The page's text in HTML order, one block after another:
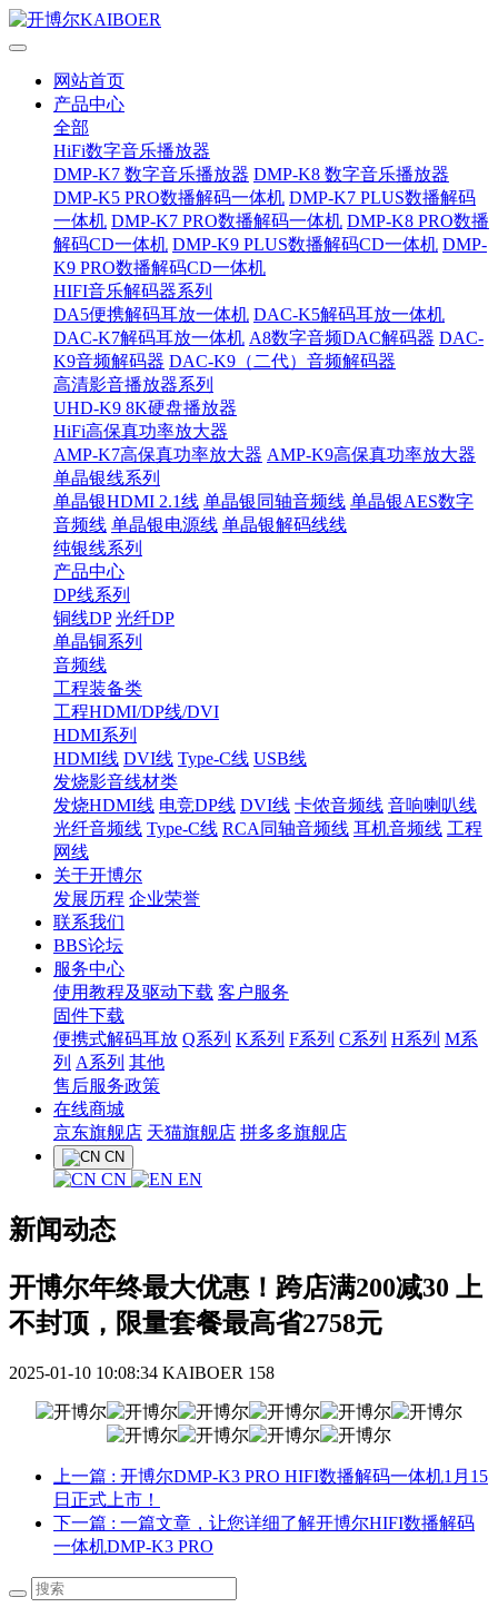
网站首页
产品中心
全部
HiFi数字音乐播放器
DMP-K7 数字音乐播放器 DMP-K8 数字音乐播放器
DMP-K5 PRO数播解码一体机 DMP-K7 PLUS数播解码
一体机 DMP-K7 PRO数播解码一体机 DMP-K8 PRO数播
解码CD一体机 DMP-K9 PLUS数播解码CD一体机 DMP-
K9 PRO数播解码CD一体机
HIFI音乐解码器系列
DA5便携解码耳放一体机 DAC-K5解码耳放一体机
DAC-K7解码耳放一体机 A8数字音频DAC解码器 DAC-
K9音频解码器 DAC-K9（二代）音频解码器
高清影音播放器系列
UHD-K9 8K硬盘播放器
HiFi高保真功率放大器
AMP-K7高保真功率放大器 AMP-K9高保真功率放大器
单晶银线系列
单晶银HDMI 2.1线 单晶银同轴音频线 单晶银AES数字
音频线 单晶银电源线 单晶银解码线线
纯银线系列
产品中心
DP线系列
铜线DP 光纤DP
单晶铜系列
音频线
工程装备类
工程HDMI/DP线/DVI
HDMI系列
HDMI线 DVI线 Type-C线 USB线
发烧影音线材类
发烧HDMI线 电竞DP线 DVI线 卡侬音频线 音响喇叭线
光纤音频线 Type-C线 RCA同轴音频线 耳机音频线 工程
网线
关于开博尔
发展历程 企业荣誉
联系我们
BBS论坛
服务中心
使用教程及驱动下载 客户服务
固件下载
便携式解码耳放 Q系列 K系列 F系列 C系列 H系列 M系
列 A系列 其他
售后服务政策
在线商城
京东旗舰店 天猫旗舰店 拼多多旗舰店
CN
CN EN
新闻动态
开博尔年终最大优惠！跨店满200减30 上
不封顶，限量套餐最高省2758元
2025-01-10 10:08:34 KAIBOER 158
上一篇 : 开博尔DMP-K3 PRO HIFI数播解码一体机1月15
日正式上市！
下一篇 : 一篇文章，让您详细了解开博尔HIFI数播解码
一体机DMP-K3 PRO